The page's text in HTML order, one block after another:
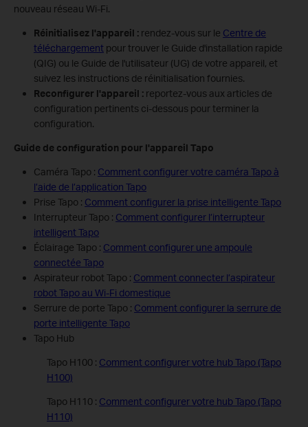
nouveau réseau Wi-Fi.
Réinitialisez l'appareil : rendez-vous sur le Centre de
téléchargement pour trouver le Guide d'installation rapide
(QIG) ou le Guide de l'utilisateur (UG) de votre appareil, et
suivez les instructions de réinitialisation fournies.
Reconfigurer l'appareil : reportez-vous aux articles de
configuration pertinents ci-dessous pour terminer la
configuration.
Guide de configuration pour l'appareil Tapo
Caméra Tapo : Comment configurer votre caméra Tapo à
l’aide de l’application Tapo
Prise Tapo : Comment configurer la prise intelligente Tapo
Interrupteur Tapo : Comment configurer l’interrupteur
intelligent Tapo
Éclairage Tapo : Comment configurer une ampoule
connectée Tapo
Aspirateur robot Tapo : Comment connecter l’aspirateur
robot Tapo au Wi-Fi domestique
Serrure de porte Tapo : Comment configurer la serrure de
porte intelligente Tapo
Tapo Hub
Tapo H100 : Comment configurer votre hub Tapo (Tapo
H100)
Tapo H110 : Comment configurer votre hub Tapo (Tapo
H110)